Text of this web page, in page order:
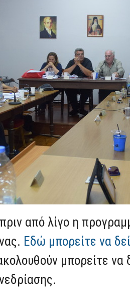
από λίγο η
Εδώ μπορείτε να
μπορείτε